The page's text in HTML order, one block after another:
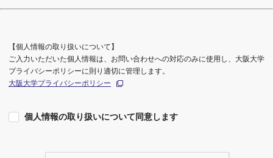
【個人情報の取り扱いについて】
ご入力いただいた個人情報は、お問い合わせへの対応のみに使用し、大阪大学
プライバシーポリシーに則り適切に管理します。
大阪大学プライバシーポリシー
個人情報の取り扱いについて同意します